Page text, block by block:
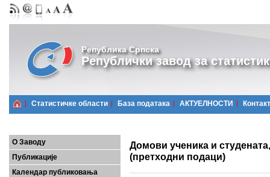
Република Српска
Републички завод за
Статистичке области Базa података АКТУЕЛНОСТИ Контакт
О Заводу
Публикације
Календар публиковања
Домови ученика и
(претходни подаци)